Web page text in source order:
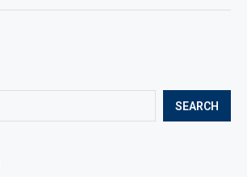
SEARCH